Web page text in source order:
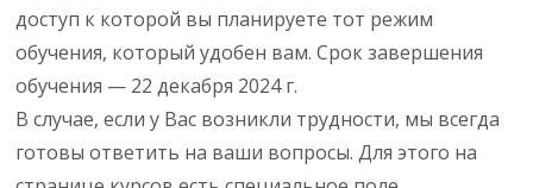
доступ к которой вы планируете тот режим
обучения, который удобен вам. Срок завершения
обучения — 22 декабря 2024 г.
В случае, если у Вас возникли трудности, мы всегда
готовы ответить на ваши вопросы. Для этого на